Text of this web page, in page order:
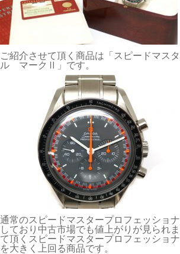
ご紹介させて頂く商品は「スピードマス
ル マークⅡ」です。
通常のスピードマスタープロフェッショ
しており中古市場でも値上がりが見られ
て頂くスピードマスタープロフェッショ
を大きく上回る商品です。